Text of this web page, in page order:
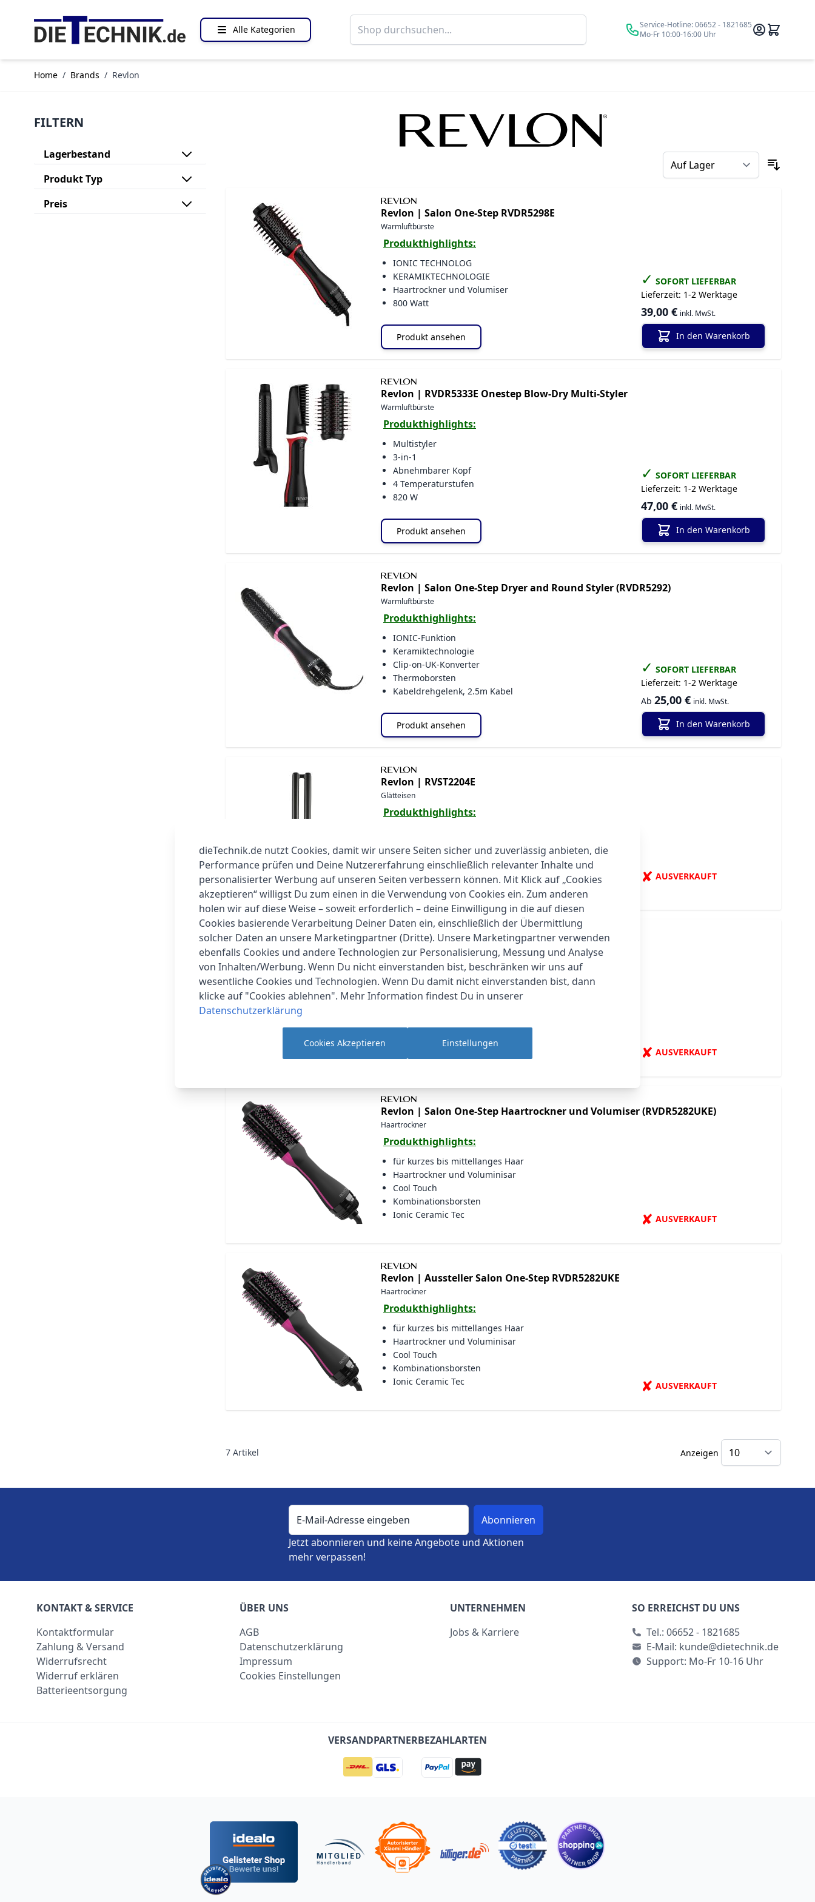
Alle Kategorien
Suche Service-Hotline:06652 - 1821685
Mo-Fr 10:00-16:00 Uhr
Home / Brands / Revlon
FILTERN
Lagerbestand
Produkt Typ
Preis
Revlon | Salon One-Step RVDR5298E
Warmluftbürste
Produkthighlights:
IONIC TECHNOLOG
KERAMIKTECHNOLOGIE
Haartrockner und Volumiser
800 Watt
Produkt ansehen
✓ SOFORT LIEFERBAR
Lieferzeit: 1-2 Werktage
39,00 € inkl. MwSt.
In den Warenkorb
Revlon | RVDR5333E Onestep Blow-Dry Multi-Styler
Warmluftbürste
Produkthighlights:
Multistyler
3-in-1
Abnehmbarer Kopf
4 Temperaturstufen
820 W
Produkt ansehen
✓ SOFORT LIEFERBAR
Lieferzeit: 1-2 Werktage
47,00 € inkl. MwSt.
In den Warenkorb
Revlon | Salon One-Step Dryer and Round Styler (RVDR5292)
Warmluftbürste
Produkthighlights:
IONIC-Funktion
Keramiktechnologie
Clip-on-UK-Konverter
Thermoborsten
Kabeldrehgelenk, 2.5m Kabel
Produkt ansehen
✓ SOFORT LIEFERBAR
Lieferzeit: 1-2 Werktage
Ab 25,00 € inkl. MwSt.
In den Warenkorb
Revlon | RVST2204E
Glätteisen
Produkthighlights:
Bis 2x schnelleres Glätten
Doppelte Glättleistungin einem Zug
LED-Anzeige
✘ AUSVERKAUFT
Revlon |RVDR5222
Warmluftbürste
Produkthighlights:
Ionentechnologie
Keramik-Beschichtung
✘ AUSVERKAUFT
Revlon | Salon One-Step Haartrockner und Volumiser (RVDR5282UKE)
Haartrockner
Produkthighlights:
für kurzes bis mittellanges Haar
Haartrockner und Voluminisar
Cool Touch
Kombinationsborsten
Ionic Ceramic Tec
✘ AUSVERKAUFT
Revlon | Aussteller Salon One-Step RVDR5282UKE
Haartrockner
Produkthighlights:
für kurzes bis mittellanges Haar
Haartrockner und Voluminisar
Cool Touch
Kombinationsborsten
Ionic Ceramic Tec
✘ AUSVERKAUFT
7 Artikel Anzeigen
E-Mail-Adresse
Jetzt abonnieren und keine Angebote und Aktionen
mehr verpassen!
KONTAKT & SERVICE
Kontaktformular
Zahlung & Versand
Widerrufsrecht
Widerruf erklären
Batterieentsorgung
ÜBER UNS
AGB
Datenschutzerklärung
Impressum
Cookies Einstellungen
UNTERNEHMEN
Jobs & Karriere
SO ERREICHST DU UNS
Tel.: 06652 - 1821685
E-Mail: kunde@dietechnik.de
Support: Mo-Fr 10-16 Uhr
VERSANDPARTNERBEZAHLARTEN
dieTechnik.de nutzt Cookies, damit wir unsere Seiten sicher und zuverlässig anbieten, die
Performance prüfen und Deine Nutzererfahrung einschließlich relevanter Inhalte und
personalisierter Werbung auf unseren Seiten verbessern können. Mit Klick auf „Cookies
akzeptieren“ willigst Du zum einen in die Verwendung von Cookies ein. Zum anderen
holen wir auf diese Weise – soweit erforderlich – deine Einwilligung in die auf diesen
Cookies basierende Verarbeitung Deiner Daten ein, einschließlich der Übermittlung
solcher Daten an unsere Marketingpartner (Dritte). Unsere Marketingpartner verwenden
ebenfalls Cookies und andere Technologien zur Personalisierung, Messung und Analyse
von Inhalten/Werbung. Wenn Du nicht einverstanden bist, beschränken wir uns auf
wesentliche Cookies und Technologien. Wenn Du damit nicht einverstanden bist, dann
klicke auf "Cookies ablehnen". Mehr Information findest Du in unserer
Datenschutzerklärung
Cookies Akzeptieren Einstellungen